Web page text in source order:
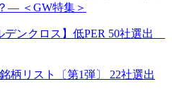
― ＜GW特集＞
デンクロス】低PER 50社選出
柄リスト〔第1弾〕 22社選出